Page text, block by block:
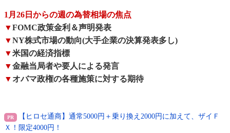
1月26日からの週の為替相場の焦点
▼FOMC政策金利＆声明発表
▼NY株式市場の動向(大手企業の決算発表多し)
▼米国の経済指標
▼金融当局者や要人による発言
▼ オバマ政権の各種施策に対する期待
【ヒロセ通商】通常5000円＋乗り換え2000円に加えて、ザイＦ
Ｘ！限定4000円！